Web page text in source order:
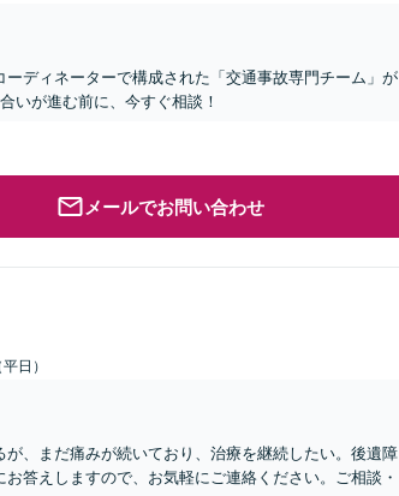
ディネーターで構成された「交通事故専門チーム」が
いが進む前に、今すぐ相談！
メールでお問い合わせ
日）
、まだ痛みが続いており、治療を継続したい。後遺障
答えしますので、お気軽にご連絡ください。ご相談・